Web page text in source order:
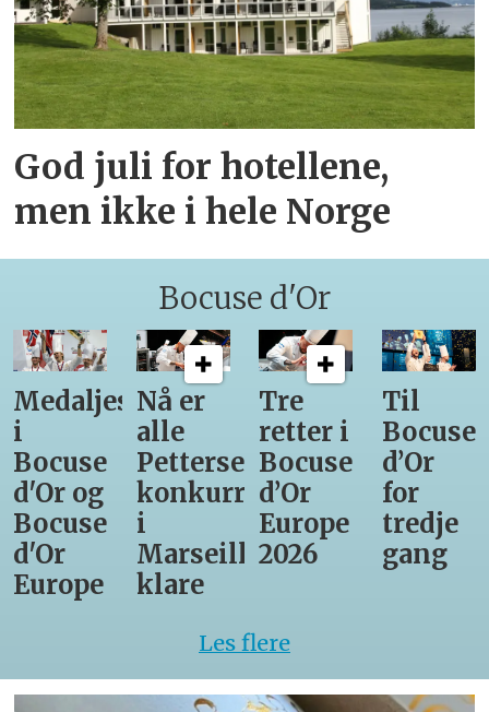
God juli for hotellene,
men ikke i hele Norge
Bocuse d'Or
Medaljestatistikk
i
Bocuse
d'Or og
Bocuse
d'Or
Europe
Nå er
alle
Pettersens
konkurrenter
i
Marseille
klare
Tre
retter i
Bocuse
d’Or
Europe
2026
Til
Bocuse
d’Or
for
tredje
gang
Les flere